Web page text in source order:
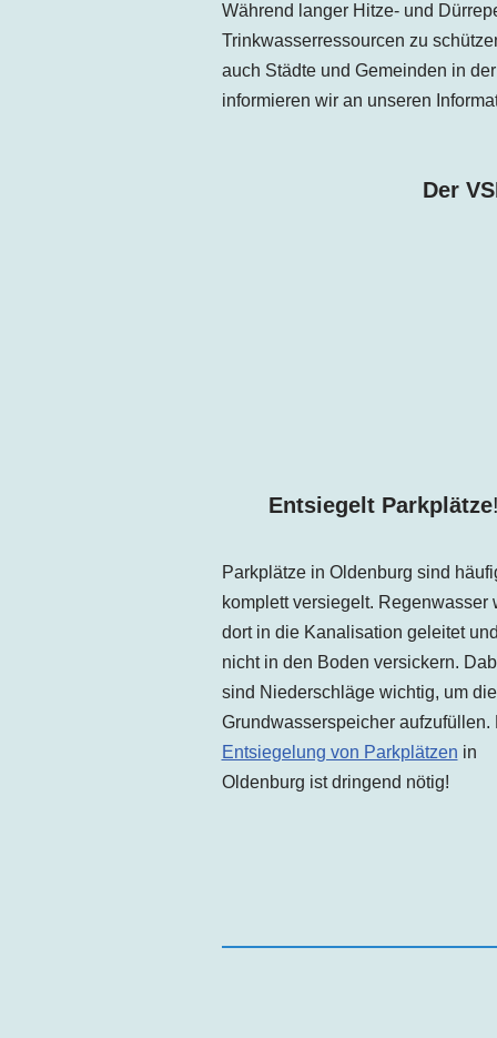
Während langer Hitze- und
Trinkwasserressourcen zu
auch Städte und Gemeinden in
informieren wir an unseren
Der
Entsiegelt Parkplätze!
Parkplätze in Oldenburg sind
komplett versiegelt. Regenwasser
dort in die Kanalisation geleitet
nicht in den Boden versickern.
sind Niederschläge wichtig, um die
Grundwasserspeicher aufzufüllen.
Entsiegelung von Parkplätzen in
Oldenburg ist dringend nötig!